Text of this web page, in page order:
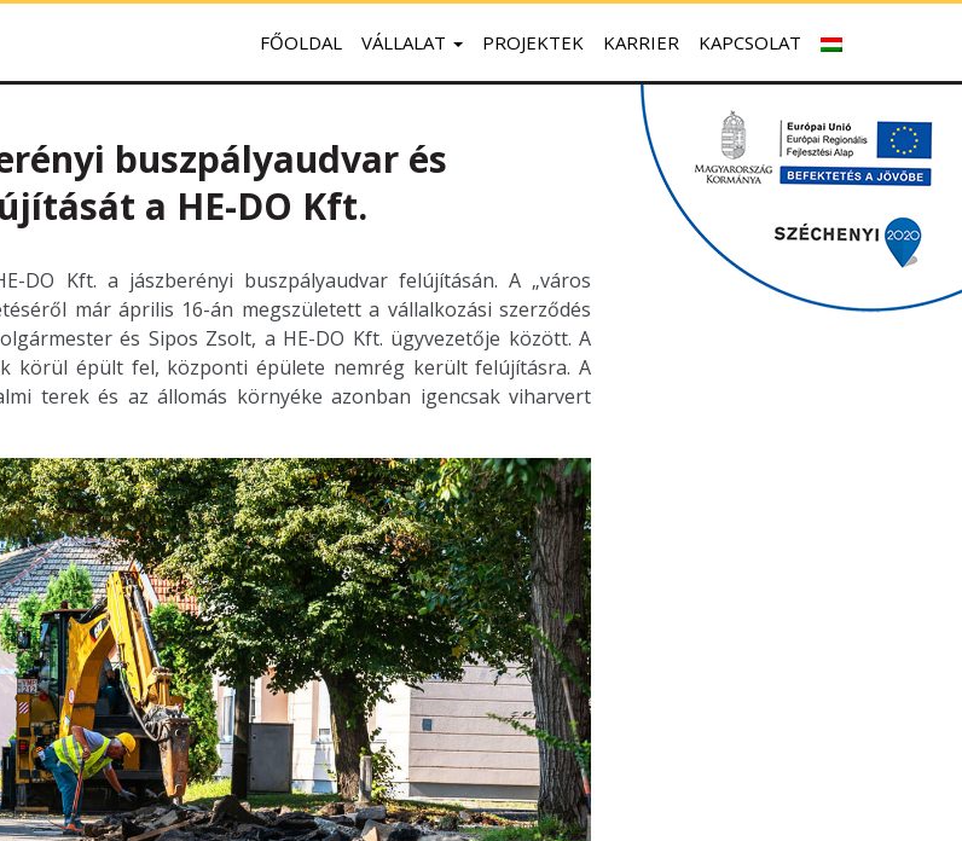
FŐOLDAL VÁLLALAT PROJEKTEK KARRIER KAPCSOLAT
buszpályaudvar és
a HE-DO Kft.
DO Kft. a jászberényi buszpályaudvar felújításán. A „város
már április 16-án megszületett a vállalkozási szerződés
és Sipos Zsolt, a HE-DO Kft. ügyvezetője között. A
körül épült fel, központi épülete nemrég került felújításra. A
terek és az állomás környéke azonban igencsak viharvert